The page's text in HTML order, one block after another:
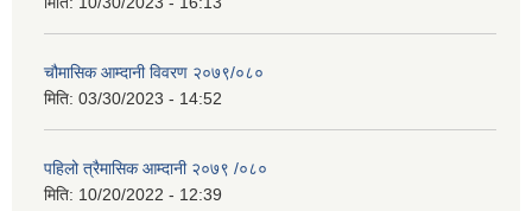
चौमासिक आम्दानी विवरण २०७९/०८०
मिति: 03/30/2023 - 14:52
पहिलो त्रैमासिक आम्दानी २०७९ /०८०
मिति: 10/20/2022 - 12:39